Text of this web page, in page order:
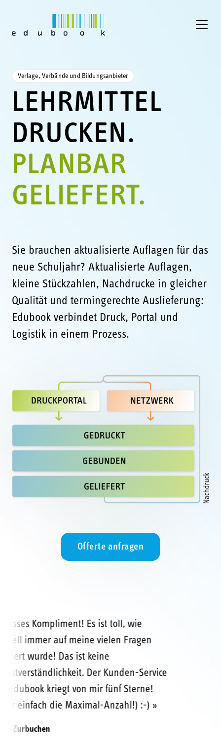
Verlage, Verbände und Bildungsanbieter
LEHRMITTEL
DRUCKEN.
PLANBAR
GELIEFERT.
Sie brauchen aktualisierte Auflagen für das
neue Schuljahr? Aktualisierte Auflagen,
kleine Stückzahlen, Nachdrucke in gleicher
Qualität und termingerechte Auslieferung:
Edubook verbindet Druck, Portal und
Logistik in einem Prozess.
Offerte anfragen
«Grosses Kompliment! Es ist toll, wie
schnell immer auf meine vielen Fragen
reagiert wurde! Das ist keine
Selbstverständlichkeit. Der Kunden-Service
bei Edubook kriegt von mir fünf Sterne!
(oder einfach die Maximal-Anzahl!) :-) »
Heidi Zurbuchen